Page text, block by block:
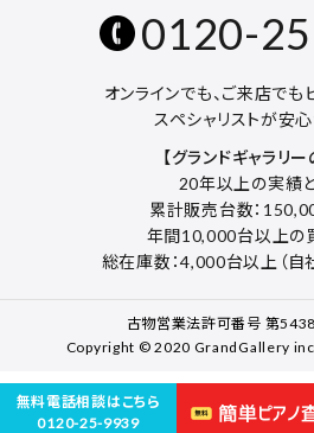
0120-
オンラインでも、ご来店でも
スペシャリストが安
【グランドギャラリー
20年以上の実績
累計販売台数：
年間10,000台以上の
総在庫数：4,000台以上（自
古物営業法許可番号 第
Copyright © 2020 GrandGallery
無料電話相談はこちら
0120-25-9939